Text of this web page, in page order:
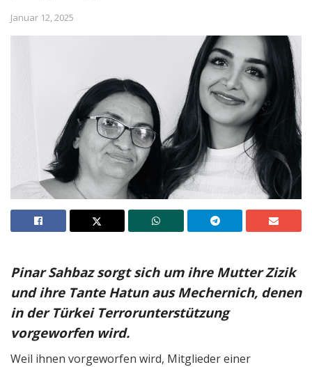
Januar 12, 2025
Pinar Sahbaz sorgt sich um ihre Mutter Zizik
und ihre Tante Hatun aus Mechernich, denen
in der Türkei Terrorunterstützung
vorgeworfen wird.
Weil ihnen vorgeworfen wird, Mitglieder einer